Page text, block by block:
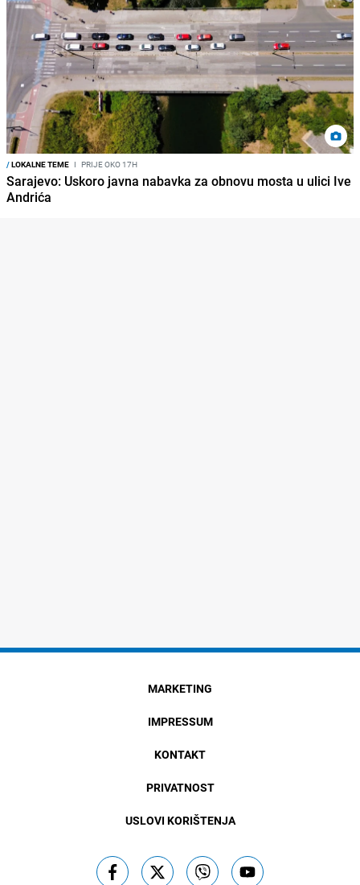
/LOKALNE TEME I PRIJE OKO 17H
Sarajevo: Uskoro javna nabavka za obnovu mosta u ulici Ive
Andrića
MARKETING
IMPRESSUM
KONTAKT
PRIVATNOST
USLOVI KORIŠTENJA